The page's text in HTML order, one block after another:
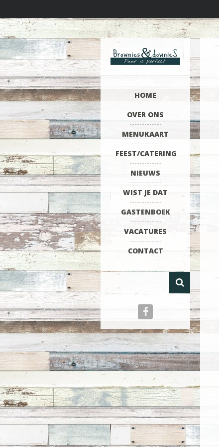
HOME
OVER ONS
MENUKAART
FEEST/CATERING
NIEUWS
WIST JE DAT
GASTENBOEK
VACATURES
CONTACT